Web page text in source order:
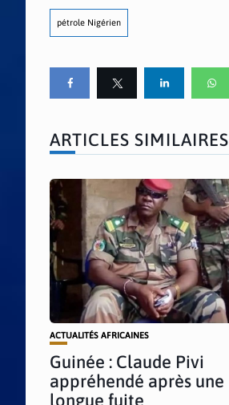
pétrole Nigérien
ARTICLES SIMILAIRES
ACTUALITÉS AFRICAINES
Guinée : Claude Pivi
appréhendé après une
longue fuite